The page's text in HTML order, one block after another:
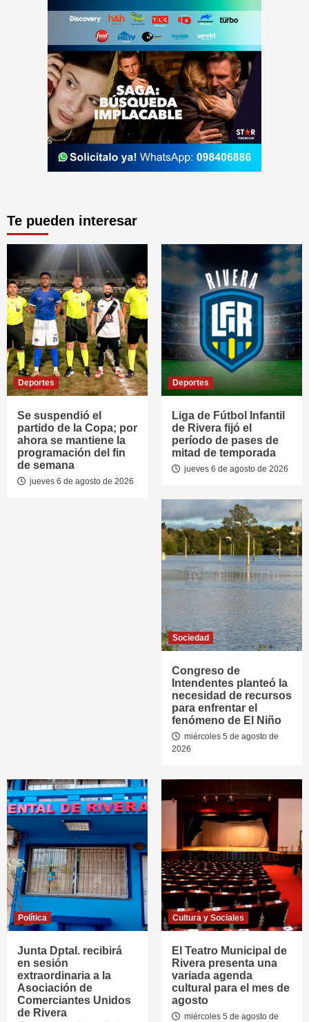
Te pueden interesar
Deportes
Se suspendió el
partido de la Copa; por
ahora se mantiene la
programación del fin
de semana
jueves 6 de agosto de 2026
Deportes
Liga de Fútbol Infantil
de Rivera fijó el
período de pases de
mitad de temporada
jueves 6 de agosto de 2026
Sociedad
Congreso de
Intendentes planteó la
necesidad de recursos
para enfrentar el
fenómeno de El Niño
miércoles 5 de agosto de
2026
Política
Junta Dptal. recibirá
en sesión
extraordinaria a la
Asociación de
Comerciantes Unidos
de Rivera
Cultura y Sociales
El Teatro Municipal de
Rivera presenta una
variada agenda
cultural para el mes de
agosto
miércoles 5 de agosto de